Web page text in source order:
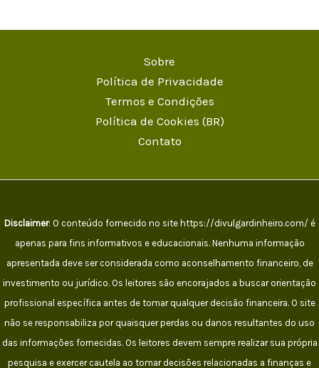
Sobre
Política de Privacidade
Termos e Condições
Política de Cookies (BR)
Contato
Disclaimer: O conteúdo fornecido no site https://divulgardinheiro.com/ é
apenas para fins informativos e educacionais. Nenhuma informação
apresentada deve ser considerada como aconselhamento financeiro, de
investimento ou jurídico. Os leitores são encorajados a buscar orientação
profissional específica antes de tomar qualquer decisão financeira. O site
não se responsabiliza por quaisquer perdas ou danos resultantes do uso
das informações fornecidas. Os leitores devem sempre realizar sua própria
pesquisa e exercer cautela ao tomar decisões relacionadas a finanças e